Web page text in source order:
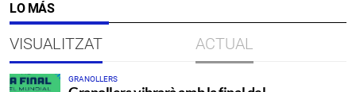
LO MÁS
VISUALITZAT ACTUAL
GRANOLLERS